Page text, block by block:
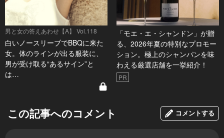
男と女の答えあわせ【A】 Vol.118
白いノースリーブでBBQに来た
女。体のラインが出る服装に、
男が受け取る“あるサイン”と
は…
「モエ・エ・シャンドン」が贈
る、2026年夏の特別なプロモー
ション。極上のシャンパンを味
わえる厳選店舗を一挙紹介！
PR
この記事へのコメント コメントする